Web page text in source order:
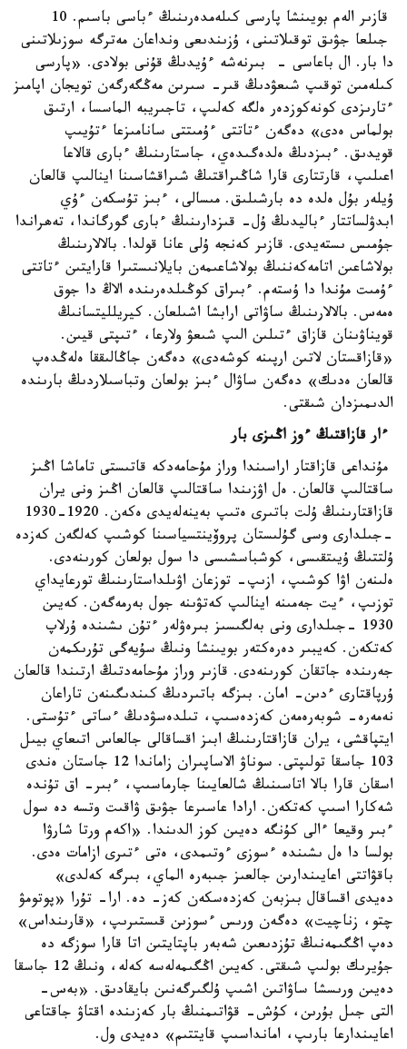
قازىر الەم بويىنشا پارسى كىلەمدەرىنىڭ ءباسى باسىم. 10
جىلعا جۋىق توقىلاتىنى، ۇزىندىعى ونداعان مەترگە سوزىلاتىنى
دا بار. ال باعاسى - بىرنەشە ءۇيدىڭ قۇنى بولادى. «پارسى
كىلەمىن توقىپ شىعۋدىڭ قىر- سىرىن مەڭگەرگەن تويجان اپامىز
ءتارىزدى كونەكوزدەر ەلگە كەلىپ، تاجىريبە الماسسا، ارتىق
بولماس ەدى» دەگەن ءتاتتى ءۇمىتتى سانامىزعا ءتۇيىپ
قويدىق. ءبىزدىڭ ەلدەگىدەي، جاستارىنىڭ ءبارى قالاعا
اعىلىپ، قارتتارى قارا شاڭىراقتىڭ شىراقشاسىنا اينالىپ قالعان
ۇيلەر بۇل ەلدە دە بارشىلىق. مىسالى، ءبىز تۇسكەن ءۇي
ابدۋلساتتار ءباليدىڭ ۇل- قىزدارىنىڭ ءبارى گورگاندا، تەھراندا
جۇمىس ىستەيدى. قازىر كەنجە ۇلى عانا قولدا. بالالارىنىڭ
بولاشاعىن اتامەكەننىڭ بولاشاعىمەن بايلانىستىرا قارايتىن ءتاتتى
ءۇمىت مۇندا دا ۇستەم. ءبىراق كوڭىلدەرىندە الاڭ دا جوق
ەمەس. بالالارىنىڭ ساۋاتى ارابشا اشىلعان. كيريلليتسانىڭ
قويناۋىنان قازاق ءتىلىن الىپ شىعۋ ولارعا، ءتىپتى قيىن.
«قازاقستان لاتىن ارپىنە كوشەدى» دەگەن جاڭالىققا ەلەڭدەپ
قالعان ەدىك» دەگەن ساۋال ءبىز بولعان وتباسىلاردىڭ بارىندە
الدىمىزدان شىقتى.
ءار قازاقتىڭ ءوز اڭىزى بار
مۇنداعى قازاقتار اراسىندا وراز مۇحامەدكە قاتىستى تاماشا اڭىز
ساقتالىپ قالعان. ەل اۋزىندا ساقتالىپ قالعان اڭىز ونى يران
قازاقتارىنىڭ ۇلت باتىرى ەتىپ بەينەلەيدى ەكەن. 1920-1930
-جىلدارى وسى گۇلىستان پروۆينتسياسىنا كوشىپ كەلگەن كەزدە
ۇلتتىڭ ۇيىتقىسى، كوشباسشىسى دا سول بولعان كورىنەدى.
ەلىنەن اۋا كوشىپ، ازىپ- توزعان اۋىلداستارىنىڭ تورعايداي
توزىپ، ءيت جەمىنە اينالىپ كەتۋىنە جول بەرمەگەن. كەيىن
1930 -جىلدارى ونى بەلگىسىز بىرەۋلەر ءتۇن ىشىندە ۇرلاپ
كەتكەن. كەيبىر دەرەكتەر بويىنشا ونىڭ سۇيەگى تۇرىكمەن
جەرىندە جاتقان كورىنەدى. قازىر وراز مۇحامەدتىڭ ارتىندا قالعان
ۇرپاقتارى ءدىن- امان. بىزگە باتىردىڭ كىندىگىنەن تاراعان
نەمەرە- شوبەرەمەن كەزدەسىپ، تىلدەسۋدىڭ ءساتى ءتۇستى.
ايتپاقشى، يران قازاقتارىنىڭ ابىز اقساقالى جالعاس اتىعاي بيىل
103 جاسقا تولىپتى. سوناۋ الاساپىران زاماندا 12 جاستان ەندى
اسقان قارا بالا اتاسىنىڭ شالعايىنا جارماسىپ، ءبىر- اق تۇندە
شەكارا اسىپ كەتكەن. ارادا عاسىرعا جۋىق ۋاقىت وتسە دە سول
ءبىر وقيعا ءالى كۇنگە دەيىن كوز الدىندا. «اكەم ورتا شارۋا
بولسا دا ەل ىشىندە ءسوزى ءوتىمدى، ەتى ءتىرى ازامات ەدى.
باقۋاتتى اعايىندارىن جالعىز جىبەرە الماي، بىرگە كەلدى»
دەيدى اقساقال بىزبەن كەزدەسكەن كەز- دە. ارا- تۇرا «پوتومۋ
چتو، زناچيت» دەگەن ورىس ءسوزىن قىستىرىپ، «قارىنداس»
دەپ اڭگىمەنىڭ تۇزدىعىن شەبەر باپتايتىن اتا قارا سوزگە دە
جۇيرىك بولىپ شىقتى. كەيىن اڭگىمەلەسە كەلە، ونىڭ 12 جاسقا
دەيىن ورىسشا ساۋاتىن اشىپ ۇلگىرگەنىن بايقادىق. «بەس-
التى جىل بۇرىن، كۇش- قۋاتىمنىڭ بار كەزىندە اقتاۋ جاقتاعى
اعايىندارعا بارىپ، امانداسىپ قايتتىم» دەيدى ول.